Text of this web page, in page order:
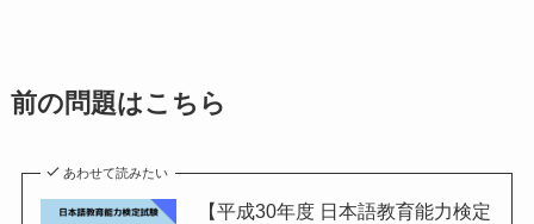
前の問題はこちら
あわせて読みたい
【平成30年度 日本語教育能力検定